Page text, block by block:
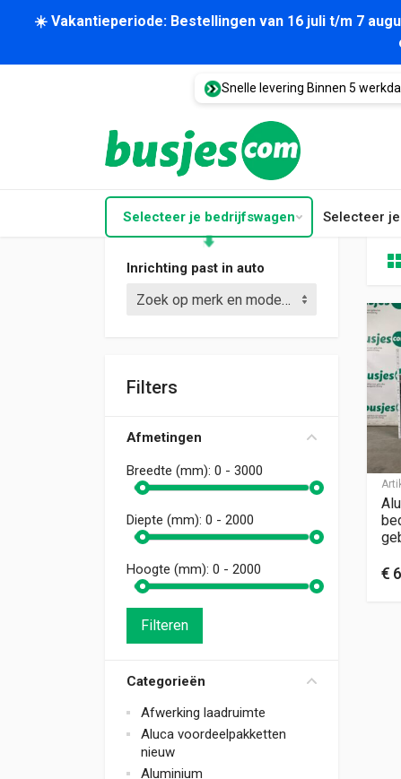
☀️ Vakantieperiode: Bestellingen van 16 juli t/m 7
Snelle levering Binnen 5
Selecteer je bedrijfswagen Selecteer
Inrichting past in auto
Zoek op merk en model (bijv. Crafter L3)
Filters
Afmetingen
Breedte (mm): 0 - 3000
Diepte (mm): 0 - 2000
Hoogte (mm): 0 - 2000
Filteren
Categorieën
Afwerking laadruimte
Aluca voordeelpakketten
nieuw
Aluminium
€